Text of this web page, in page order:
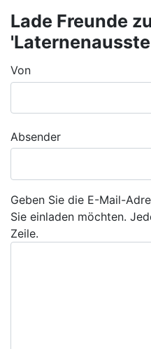
Lade Freunde
Von
Absender
Geben Sie die E-Mail-
Sie einladen möchten.
Zeile.